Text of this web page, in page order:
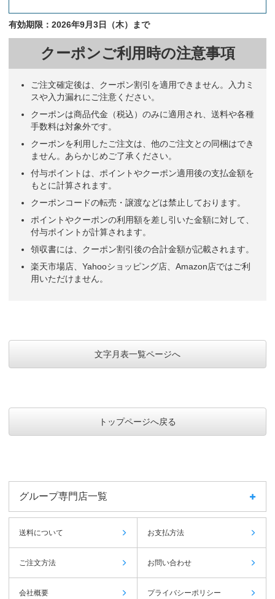
エンドユーザー様の希望（大きくて見やすい。予定が書き込める）
印刷業
割安なので 自動車修理業
卓上カレンダーを活用する企業が多く、壁掛の要望を数社から頂き、
スケジュール等を書き込みことが出来るため、活用範囲が広いのでは
ないかと思ったため。
不動産
シンプルなデザインが良かったので。
オーソドックスで汎用性が高そうなので。 広告代理店業
文字も大きく、メモが出来るカレンダーだった為。
カレンダ-としての機能だけでなく予定等を記入できるので配布先で
使用してもらいたいために選定しました。
有効期限：2026年9月3日（木）まで
クーポンご利用時の注意事項
ご注文確定後は、クーポン割引を適用できません。入力ミ
スや入力漏れにご注意ください。
クーポンは商品代金（税込）のみに適用され、送料や各種
手数料は対象外です。
クーポンを利用したご注文は、他のご注文との同梱はでき
ません。あらかじめご了承ください。
付与ポイントは、ポイントやクーポン適用後の支払金額を
もとに計算されます。
クーポンコードの転売・譲渡などは禁止しております。
ポイントやクーポンの利用額を差し引いた金額に対して、
付与ポイントが計算されます。
領収書には、クーポン割引後の合計金額が記載されます。
楽天市場店、Yahooショッピング店、Amazon店ではご利
用いただけません。
文字月表一覧ページへ
トップページへ戻る
グループ専門店一覧
送料について お支払方法
ご注文方法 お問い合わせ
会社概要 プライバシーポリシー